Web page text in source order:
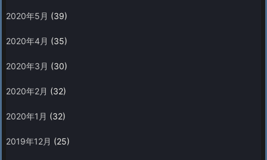
2020年5月 (39)
2020年4月 (35)
2020年3月 (30)
2020年2月 (32)
2020年1月 (32)
2019年12月 (25)